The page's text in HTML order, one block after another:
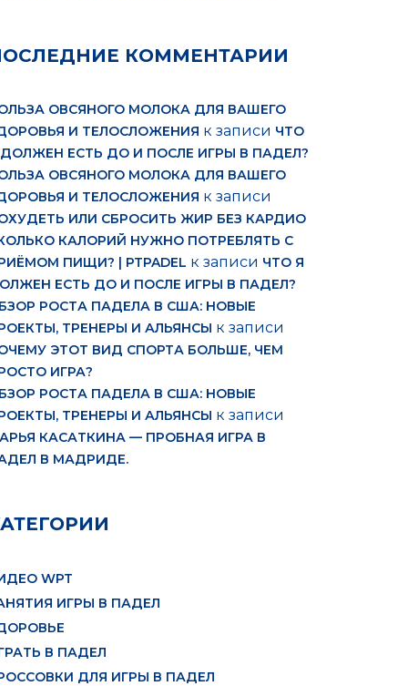
КОММЕНТАРИИ
ОВСЯНОГО МОЛОКА ДЛЯ ВАШЕГО
И ТЕЛОСЛОЖЕНИЯ к записи ЧТО
ЕСТЬ ДО И ПОСЛЕ ИГРЫ В ПАДЕЛ?
ОВСЯНОГО МОЛОКА ДЛЯ ВАШЕГО
И ТЕЛОСЛОЖЕНИЯ к записи
ИЛИ СБРОСИТЬ ЖИР БЕЗ КАРДИО
КАЛОРИЙ НУЖНО ПОТРЕБЛЯТЬ С
ПИЩИ? | PTPADEL к записи ЧТО Я
ЕСТЬ ДО И ПОСЛЕ ИГРЫ В ПАДЕЛ?
РОСТА ПАДЕЛА В США: НОВЫЕ
ТРЕНЕРЫ И АЛЬЯНСЫ к записи
ЭТОТ ВИД СПОРТА БОЛЬШЕ, ЧЕМ
ИГРА?
РОСТА ПАДЕЛА В США: НОВЫЕ
ТРЕНЕРЫ И АЛЬЯНСЫ к записи
КАСАТКИНА — ПРОБНАЯ ИГРА В
В МАДРИДЕ.
WPT
ИГРЫ В ПАДЕЛ
В ПАДЕЛ
ДЛЯ ИГРЫ В ПАДЕЛ